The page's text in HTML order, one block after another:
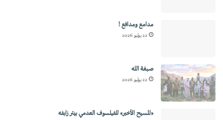
مدامع ومدافع !
22 يوليو 2026
صبغة الله
22 يوليو 2026
«المسيح الأخير» للفيلسوف العدمي بيتر زابفه